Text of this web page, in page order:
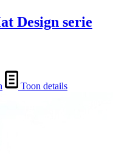
Design serie
Toon details